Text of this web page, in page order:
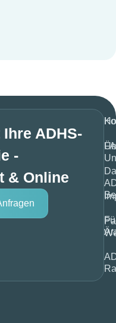
ADHS-
-
& Online